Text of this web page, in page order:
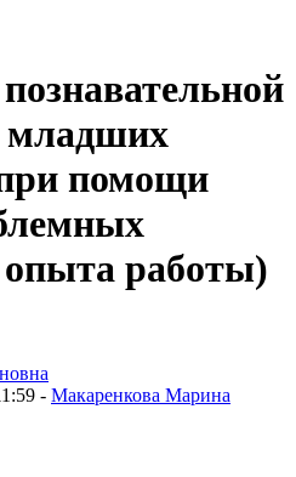
младших
помощи
опыта работы)
- Макаренкова Марина